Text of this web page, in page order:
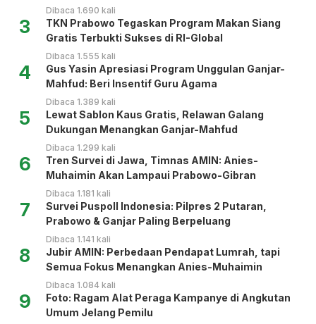
Dibaca 1.690 kali
3
TKN Prabowo Tegaskan Program Makan Siang
Gratis Terbukti Sukses di RI-Global
Dibaca 1.555 kali
4
Gus Yasin Apresiasi Program Unggulan Ganjar-
Mahfud: Beri Insentif Guru Agama
Dibaca 1.389 kali
5
Lewat Sablon Kaus Gratis, Relawan Galang
Dukungan Menangkan Ganjar-Mahfud
Dibaca 1.299 kali
6
Tren Survei di Jawa, Timnas AMIN: Anies-
Muhaimin Akan Lampaui Prabowo-Gibran
Dibaca 1.181 kali
7
Survei Puspoll Indonesia: Pilpres 2 Putaran,
Prabowo & Ganjar Paling Berpeluang
Dibaca 1.141 kali
8
Jubir AMIN: Perbedaan Pendapat Lumrah, tapi
Semua Fokus Menangkan Anies-Muhaimin
Dibaca 1.084 kali
9
Foto: Ragam Alat Peraga Kampanye di Angkutan
Umum Jelang Pemilu